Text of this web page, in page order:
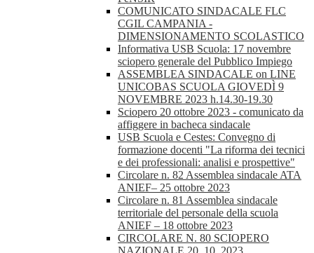
COMUNICATO SINDACALE FLC
CGIL CAMPANIA -
DIMENSIONAMENTO SCOLASTICO
Informativa USB Scuola: 17 novembre
sciopero generale del Pubblico Impiego
ASSEMBLEA SINDACALE on LINE
UNICOBAS SCUOLA GIOVEDÌ 9
NOVEMBRE 2023 h.14.30-19.30
Sciopero 20 ottobre 2023 - comunicato da
affiggere in bacheca sindacale
USB Scuola e Cestes: Convegno di
formazione docenti "La riforma dei tecnici
e dei professionali: analisi e prospettive"
Circolare n. 82 Assemblea sindacale ATA
ANIEF– 25 ottobre 2023
Circolare n. 81 Assemblea sindacale
territoriale del personale della scuola
ANIEF – 18 ottobre 2023
CIRCOLARE N. 80 SCIOPERO